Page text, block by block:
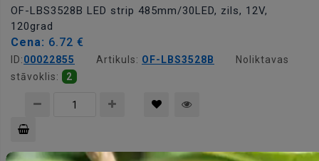
OF-LBS3528B LED strip 485mm/30LED, zils, 12V,
120grad
Cena: 6.72 €
ID:00022855 Artikuls: OF-LBS3528B
Noliktavas
stāvoklis:
2
Pievienot